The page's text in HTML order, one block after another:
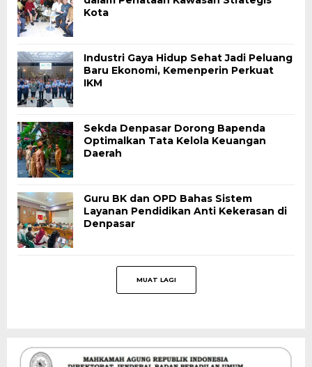
Kota
Industri Gaya Hidup Sehat Jadi Peluang
Baru Ekonomi, Kemenperin Perkuat
IKM
Sekda Denpasar Dorong Bapenda
Optimalkan Tata Kelola Keuangan
Daerah
Guru BK dan OPD Bahas Sistem
Layanan Pendidikan Anti Kekerasan di
Denpasar